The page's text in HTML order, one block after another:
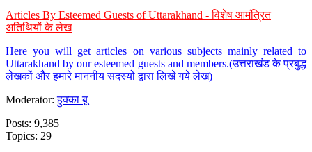
Articles By Esteemed Guests of Uttarakhand - विशेष आमंत्रित
अतिथियों के लेख
Here you will get articles on various subjects mainly related to
Uttarakhand by our esteemed guests and members.(उत्तराखंड के प्रबुद्ध
लेखकों और हमारे माननीय सदस्यों द्वारा लिखे गये लेख)
Moderator:हुक्का बू
Posts: 9,385
Topics: 29